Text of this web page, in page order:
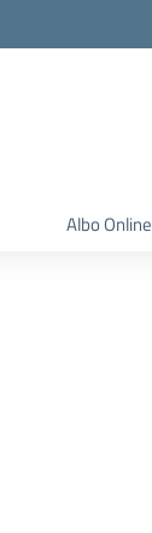
Albo Online